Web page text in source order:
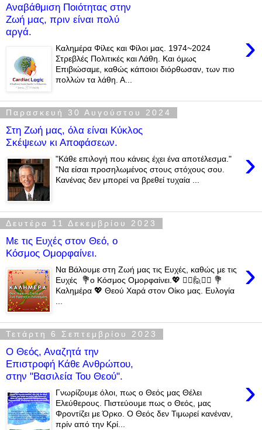
Αναβάθμιση Ποιότητας στην
Ζωή μας, πριν είναι πολύ
αργά.
›
Καλημέρα Φίλες και Φίλοι μας. 1974~2024
Στρεβλές Πολιτικές και Λάθη. Και όμως
Επιβιώσαμε, καθώς κάποιοι διόρθωσαν, των πιο
πολλών τα λάθη. Α...
Παρασκευή 30 Αυγούστου 2024
Στη Ζωή μας, όλα είναι Κύκλος
Σκέψεων κι Αποφάσεων.
›
"Κάθε επιλογή που κάνεις έχει ένα αποτέλεσμα."
"Να είσαι προσηλωμένος στους στόχους σου.
Κανένας δεν μπορεί να βρεθεί τυχαία ...
Δευτέρα 11 Δεκεμβρίου 2023
Με τις Ευχές στον Θεό, ο
Κόσμος Ομορφαίνει.
›
Να Βάλουμε στη Ζωή μας τις Ευχές, καθώς με τις
Ευχές 💐ο Κόσμος Ομορφαίνει.💖 🙋‍♂️🙋🙋‍♀️ 💐
Καλημέρα 💖 Θεού Χαρά στον Οίκο μας. Ευλογία
Τετάρτη 6 Σεπτεμβρίου 2023
Ο Θεός, Αναζητά την
Επιστροφή Κάθε Ανθρώπου,
στην "Βασιλεία Του Θεού".
›
Γνωρίζουμε όλοι, πως ο Θεός μας Θέλει
Ελεύθερους. Πιστεύουμε πως ο Θεός, μας
Φροντίζει με Όρκο. Ο Θεός δεν Τιμωρεί κανέναν,
πρίν από την Κρί...